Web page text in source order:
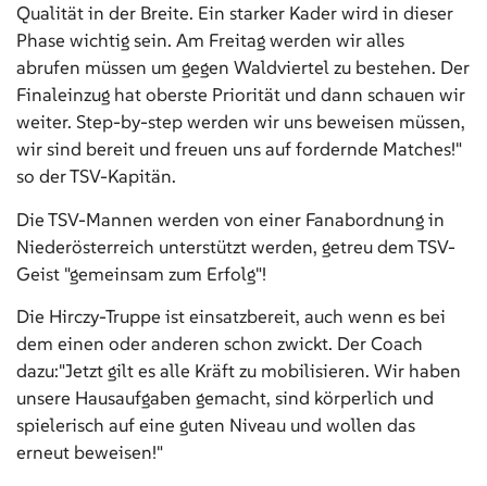
Qualität in der Breite. Ein starker Kader wird in dieser
Phase wichtig sein. Am Freitag werden wir alles
abrufen müssen um gegen Waldviertel zu bestehen. Der
Finaleinzug hat oberste Priorität und dann schauen wir
weiter. Step-by-step werden wir uns beweisen müssen,
wir sind bereit und freuen uns auf fordernde Matches!"
so der TSV-Kapitän.
Die TSV-Mannen werden von einer Fanabordnung in
Niederösterreich unterstützt werden, getreu dem TSV-
Geist "gemeinsam zum Erfolg"!
Die Hirczy-Truppe ist einsatzbereit, auch wenn es bei
dem einen oder anderen schon zwickt. Der Coach
dazu:"Jetzt gilt es alle Kräft zu mobilisieren. Wir haben
unsere Hausaufgaben gemacht, sind körperlich und
spielerisch auf eine guten Niveau und wollen das
erneut beweisen!"